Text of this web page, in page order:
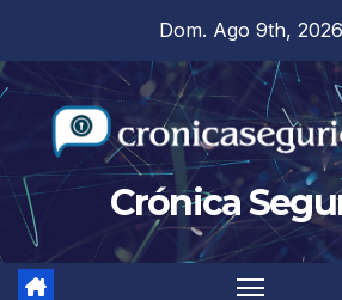
contenido
Dom. Ago 9th, 2026
Crónica